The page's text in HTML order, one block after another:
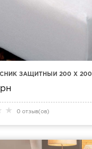
★ 0 отзыв(ов)
ЗАЩИТНЫЙ 200 X 200